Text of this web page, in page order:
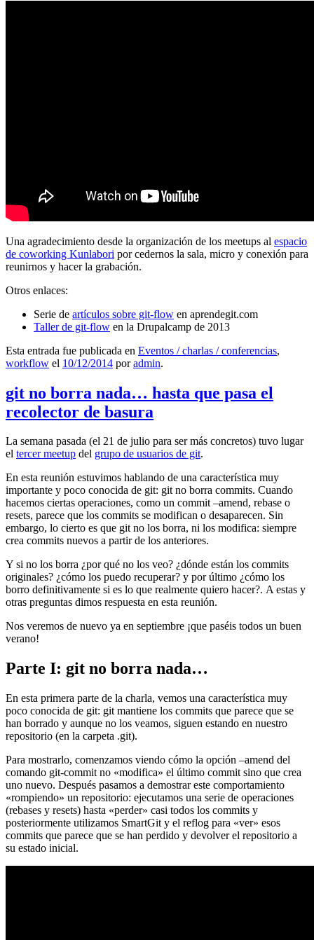
Una agradecimiento desde la organización de los meetups al espacio
de coworking Kunlabori por cedernos la sala, micro y conexión para
reunirnos y hacer la grabación.
Otros enlaces:
Serie de artículos sobre git-flow en aprendegit.com
Taller de git-flow en la Drupalcamp de 2013
Esta entrada fue publicada en Eventos / charlas / conferencias,
workflow el 10/12/2014 poradmin.
git no borra nada… hasta que pasa el
recolector de basura
La semana pasada (el 21 de julio para ser más concretos) tuvo lugar
el tercer meetup del grupo de usuarios de git.
En esta reunión estuvimos hablando de una característica muy
importante y poco conocida de git: git no borra commits. Cuando
hacemos ciertas operaciones, como un commit –amend, rebase o
resets, parece que los commits se modifican o desaparecen. Sin
embargo, lo cierto es que git no los borra, ni los modifica: siempre
crea commits nuevos a partir de los anteriores.
Y si no los borra ¿por qué no los veo? ¿dónde están los commits
originales? ¿cómo los puedo recuperar? y por último ¿cómo los
borro definitivamente si es lo que realmente quiero hacer?. A estas y
otras preguntas dimos respuesta en esta reunión.
Nos veremos de nuevo ya en septiembre ¡que paséis todos un buen
verano!
Parte I: git no borra nada…
En esta primera parte de la charla, vemos una característica muy
poco conocida de git: git mantiene los commits que parece que se
han borrado y aunque no los veamos, siguen estando en nuestro
repositorio (en la carpeta .git).
Para mostrarlo, comenzamos viendo cómo la opción –amend del
comando git-commit no «modifica» el último commit sino que crea
uno nuevo. Después pasamos a demostrar este comportamiento
«rompiendo» un repositorio: ejecutamos una serie de operaciones
(rebases y resets) hasta «perder» casi todos los commits y
posteriormente utilizamos SmartGit y el reflog para «ver» esos
commits que parece que se han perdido y devolver el repositorio a
su estado inicial.